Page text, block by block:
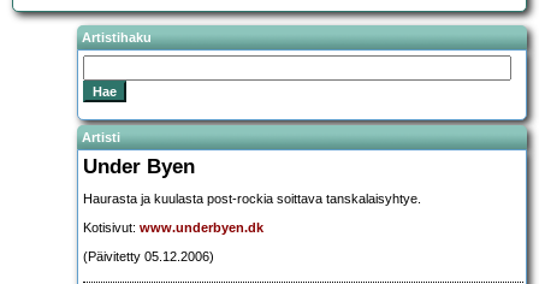
Artistihaku
Artisti
Under Byen
Haurasta ja kuulasta post-rockia soittava tanskalaisyhtye.
Kotisivut: www.underbyen.dk
(Päivitetty 05.12.2006)